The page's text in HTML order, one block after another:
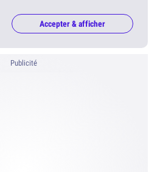
Accepter & afficher
Publicité